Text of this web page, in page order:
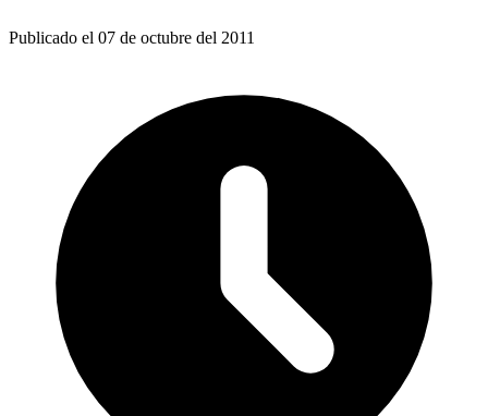
Publicado el 07 de octubre del 2011